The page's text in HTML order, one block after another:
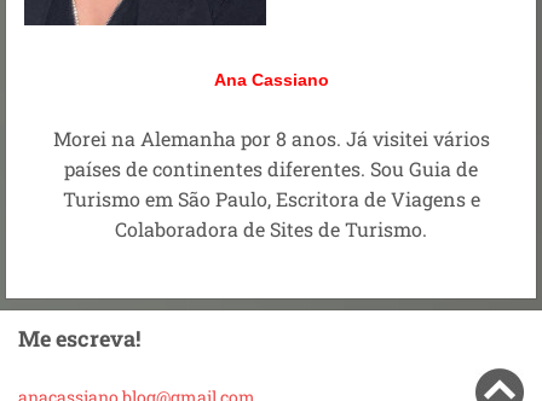
Ana Cassiano
Morei na Alemanha por 8 anos. Já visitei vários
países de continentes diferentes. Sou Guia de
Turismo em São Paulo, Escritora de Viagens e
Colaboradora de Sites de Turismo.
Me escreva!
anacassiano.blog@gmail.com